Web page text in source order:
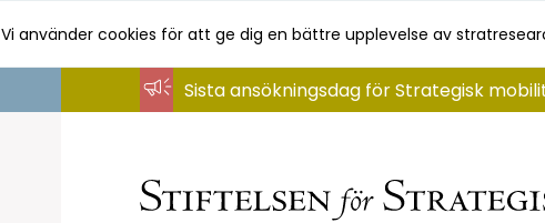
Vi använder cookies för att ge dig en bättre upplevelse av
Sista ansökningsdag för Strategisk